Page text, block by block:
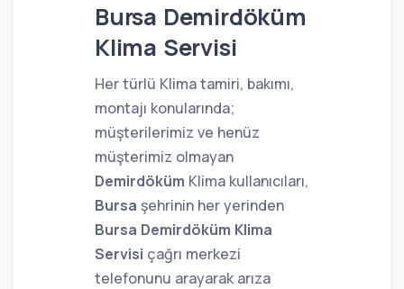
Bursa Demirdöküm
Klima Servisi
Her türlü Klima tamiri, bakımı,
montajı konularında;
müşterilerimiz ve henüz
müşterimiz olmayan
Demirdöküm Klima kullanıcıları,
Bursa şehrinin her yerinden
Bursa Demirdöküm Klima
Servisi çağrı merkezi
telefonunu arayarak arıza